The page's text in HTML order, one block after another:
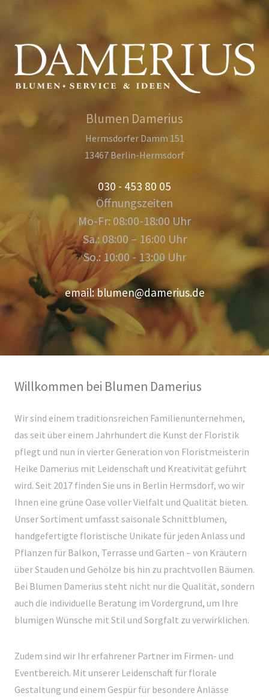
Blumen Damerius
Hermsdorfer Damm 151
13467 Berlin-Hermsdorf
030 - 453 80 05
Öffnungszeiten
Mo-Fr: 08:00-18:00 Uhr
Sa.: 08:00 – 16:00 Uhr
So.: 10:00 - 13:00 Uhr
email: blumen@damerius.de
Willkommen bei Blumen Damerius
Wir sind einem traditionsreichen Familienunternehmen,
das seit über einem Jahrhundert die Kunst der Floristik
pflegt und nun in vierter Generation von Floristmeisterin
Heike Damerius mit Leidenschaft und Kreativität geführt
wird. Seit 2017 finden Sie uns in Berlin Hermsdorf, wo wir
Ihnen eine grüne Oase voller Vielfalt und Qualität bieten.
Unser Sortiment umfasst saisonale Schnittblumen,
handgefertigte floristische Unikate für jeden Anlass und
Pflanzen für Balkon, Terrasse und Garten – von Kräutern
über Stauden und Gehölze bis hin zu prachtvollen Bäumen.
Bei Blumen Damerius steht nicht nur die Qualität, sondern
auch die individuelle Beratung im Vordergrund, um Ihre
blumigen Wünsche mit Stil und Sorgfalt zu verwirklichen.
Zudem sind wir Ihr erfahrener Partner im Firmen- und
Eventbereich. Mit unserer Leidenschaft für florale
Gestaltung und einem Gespür für besondere Anlässe